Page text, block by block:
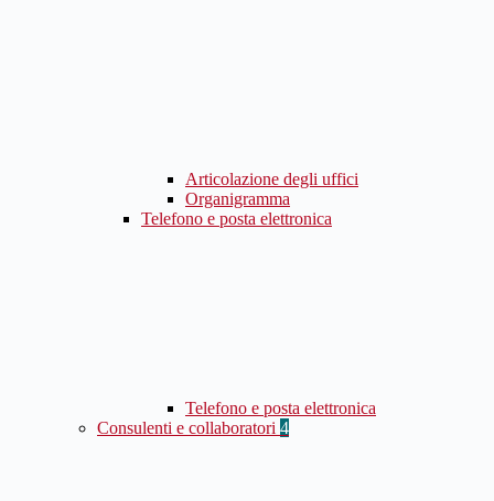
Articolazione degli uffici
Organigramma
Telefono e posta elettronica
Telefono e posta elettronica
Consulenti e collaboratori 4